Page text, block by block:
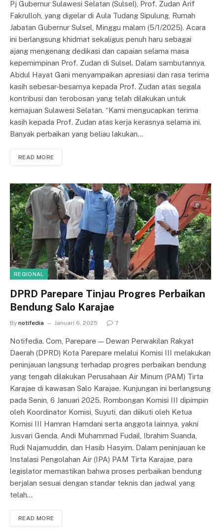
Pj Gubernur Sulawesi Selatan (Sulsel), Prof. Zudan Arif
Fakrulloh, yang digelar di Aula Tudang Sipulung, Rumah
Jabatan Gubernur Sulsel, Minggu malam (5/1/2025). Acara
ini berlangsung khidmat sekaligus penuh haru sebagai
ajang mengenang dedikasi dan capaian selama masa
kepemimpinan Prof. Zudan di Sulsel. Dalam sambutannya,
Abdul Hayat Gani menyampaikan apresiasi dan rasa terima
kasih sebesar-besarnya kepada Prof. Zudan atas segala
kontribusi dan terobosan yang telah dilakukan untuk
kemajuan Sulawesi Selatan. “Kami mengucapkan terima
kasih kepada Prof. Zudan atas kerja kerasnya selama ini.
Banyak perbaikan yang beliau lakukan…
READ MORE
REGIONAL
DPRD Parepare Tinjau Progres Perbaikan
Bendung Salo Karajae
By notifedia Januari 6, 2025 7
Notifedia. Com, Parepare — Dewan Perwakilan Rakyat
Daerah (DPRD) Kota Parepare melalui Komisi III melakukan
peninjauan langsung terhadap progres perbaikan bendung
yang tengah dilakukan Perusahaan Air Minum (PAM) Tirta
Karajae di kawasan Salo Karajae. Kunjungan ini berlangsung
pada Senin, 6 Januari 2025. Rombongan Komisi III dipimpin
oleh Koordinator Komisi, Suyuti, dan diikuti oleh Ketua
Komisi III Hamran Hamdani serta anggota lainnya, yakni
Jusvari Genda, Andi Muhammad Fudail, Ibrahim Suanda,
Rudi Najamuddin, dan Hasib Hasyim. Dalam peninjauan ke
Instalasi Pengolahan Air (IPA) PAM Tirta Karajae, para
legislator memastikan bahwa proses perbaikan bendung
berjalan sesuai dengan standar teknis dan jadwal yang
telah…
READ MORE